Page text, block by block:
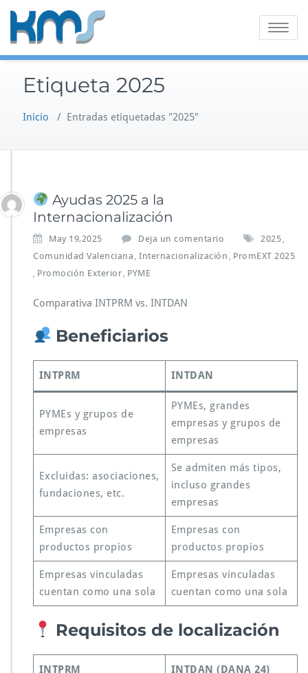
contenido
Alternar
Etiqueta 2025
Inicio / Entradas etiquetadas "2025"
Ayudas 2025 a la
Internacionalización
May 19,2025 Deja un comentario 2025
Comunidad Valenciana Internacionalización PromEXT 2025
Promoción Exterior PYME
Comparativa INTPRM vs. INTDAN
Beneficiarios
INTPRM INTDAN
PYMEs y grupos de
empresas
PYMEs, grandes
empresas y grupos de
empresas
Excluidas: asociaciones,
fundaciones, etc.
Se admiten más tipos,
incluso grandes
empresas
Empresas con
productos propios
Empresas con
productos propios
Empresas vinculadas
cuentan como una sola
Empresas vinculadas
cuentan como una sola
Requisitos de localización
INTPRM INTDAN (DANA 24)